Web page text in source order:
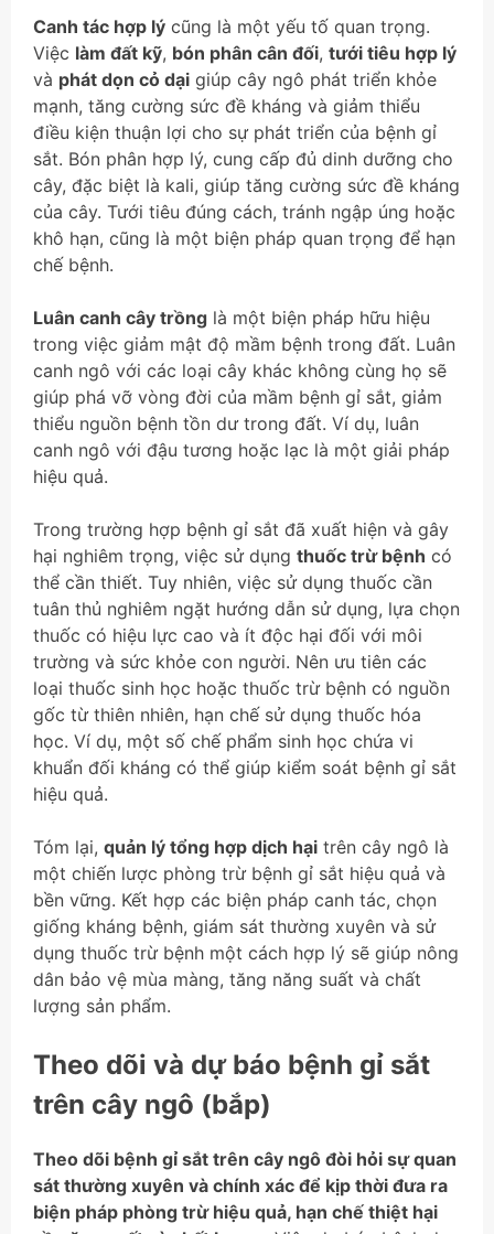
Canh tác hợp lý cũng là một yếu tố quan trọng.
Việc làm đất kỹ, bón phân cân đối, tưới tiêu hợp lý
và phát dọn cỏ dại giúp cây ngô phát triển khỏe
mạnh, tăng cường sức đề kháng và giảm thiểu
điều kiện thuận lợi cho sự phát triển của bệnh gỉ
sắt. Bón phân hợp lý, cung cấp đủ dinh dưỡng cho
cây, đặc biệt là kali, giúp tăng cường sức đề kháng
của cây. Tưới tiêu đúng cách, tránh ngập úng hoặc
khô hạn, cũng là một biện pháp quan trọng để hạn
chế bệnh.
Luân canh cây trồng là một biện pháp hữu hiệu
trong việc giảm mật độ mầm bệnh trong đất. Luân
canh ngô với các loại cây khác không cùng họ sẽ
giúp phá vỡ vòng đời của mầm bệnh gỉ sắt, giảm
thiểu nguồn bệnh tồn dư trong đất. Ví dụ, luân
canh ngô với đậu tương hoặc lạc là một giải pháp
hiệu quả.
Trong trường hợp bệnh gỉ sắt đã xuất hiện và gây
hại nghiêm trọng, việc sử dụng thuốc trừ bệnh có
thể cần thiết. Tuy nhiên, việc sử dụng thuốc cần
tuân thủ nghiêm ngặt hướng dẫn sử dụng, lựa chọn
thuốc có hiệu lực cao và ít độc hại đối với môi
trường và sức khỏe con người. Nên ưu tiên các
loại thuốc sinh học hoặc thuốc trừ bệnh có nguồn
gốc từ thiên nhiên, hạn chế sử dụng thuốc hóa
học. Ví dụ, một số chế phẩm sinh học chứa vi
khuẩn đối kháng có thể giúp kiểm soát bệnh gỉ sắt
hiệu quả.
Tóm lại, quản lý tổng hợp dịch hại trên cây ngô là
một chiến lược phòng trừ bệnh gỉ sắt hiệu quả và
bền vững. Kết hợp các biện pháp canh tác, chọn
giống kháng bệnh, giám sát thường xuyên và sử
dụng thuốc trừ bệnh một cách hợp lý sẽ giúp nông
dân bảo vệ mùa màng, tăng năng suất và chất
lượng sản phẩm.
Theo dõi và dự báo bệnh gỉ sắt
trên cây ngô (bắp)
Theo dõi bệnh gỉ sắt trên cây ngô đòi hỏi sự quan
sát thường xuyên và chính xác để kịp thời đưa ra
biện pháp phòng trừ hiệu quả, hạn chế thiệt hại